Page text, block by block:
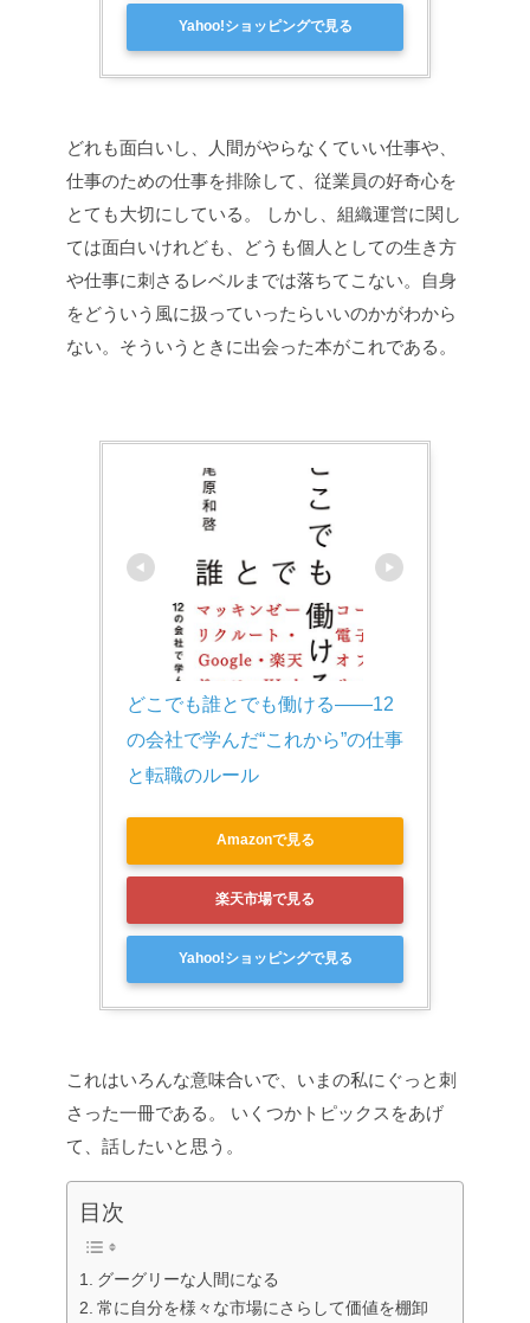
Yahoo!ショッピングで見る
どれも面白いし、人間がやらなくていい仕事や、
仕事のための仕事を排除して、従業員の好奇心を
とても大切にしている。
しかし、組織運営に関し
ては面白いけれども、どうも個人としての生き方
や仕事に刺さるレベルまでは落ちてこない。自身
をどういう風に扱っていったらいいのかがわから
ない。そういうときに出会った本がこれである。
どこでも誰とでも働ける――12
の会社で学んだ“これから”の仕事
と転職のルール
Amazonで見る
楽天市場で見る
Yahoo!ショッピングで見る
これはいろんな意味合いで、いまの私にぐっと刺
さった一冊である。
いくつかトピックスをあげ
て、話したいと思う。
目次
グーグリーな人間になる
常に自分を様々な市場にさらして価値を棚卸